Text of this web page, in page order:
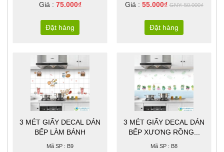
Giá : 75.000₫
Đặt hàng
Giá : 55.000₫GNY: 50.000₫
Đặt hàng
3 MÉT GIẤY DECAL DÁN
BẾP LÀM BÁNH
Mã SP : B9
3 MÉT GIẤY DECAL DÁN
BẾP XƯƠNG RỒNG...
Mã SP : B8